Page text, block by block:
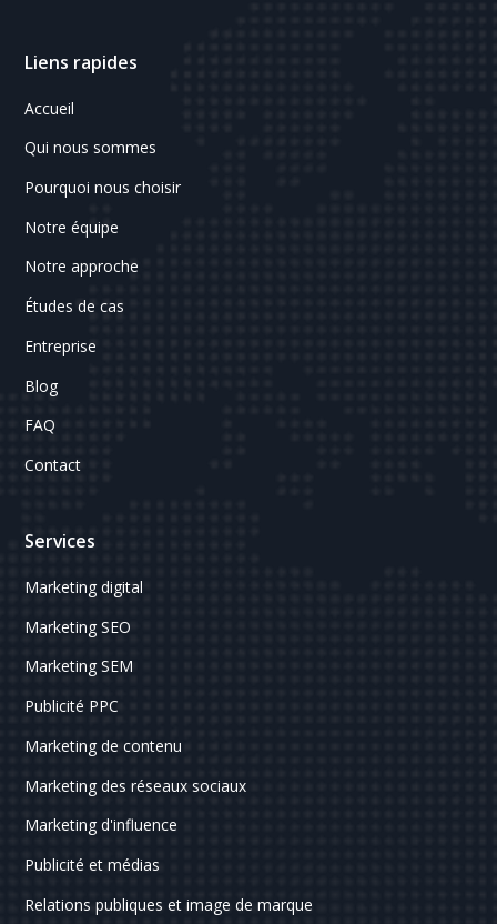
Liens rapides
Accueil
Qui nous sommes
Pourquoi nous choisir
Notre équipe
Notre approche
Études de cas
Entreprise
Blog
FAQ
Contact
Services
Marketing digital
Marketing SEO
Marketing SEM
Publicité PPC
Marketing de contenu
Marketing des réseaux sociaux
Marketing d'influence
Publicité et médias
Relations publiques et image de marque